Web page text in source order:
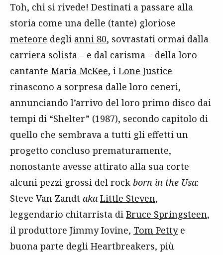
Toh, chi si rivede! Destinati a passare alla
storia come una delle (tante) gloriose
meteore degli anni 80, sovrastati ormai dalla
carriera solista – e dal carisma – della loro
cantante Maria McKee, i Lone Justice
rinascono a sorpresa dalle loro ceneri,
annunciando l’arrivo del loro primo disco dai
tempi di “Shelter” (1987), secondo capitolo di
quello che sembrava a tutti gli effetti un
progetto concluso prematuramente,
nonostante avesse attirato alla sua corte
alcuni pezzi grossi del rock born in the Usa:
Steve Van Zandt aka Little Steven,
leggendario chitarrista di Bruce Springsteen,
il produttore Jimmy Iovine, Tom Pettye
buona parte degli Heartbreakers, più